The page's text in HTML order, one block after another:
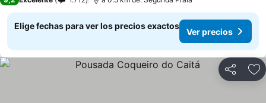
Elige fechas para ver los precios exactos
Ver precios
Compartir